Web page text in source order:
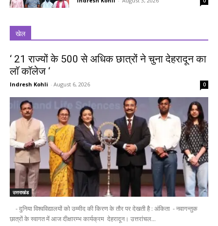
खेल
‘ 21 राज्यों के 500 से अधिक छात्रों ने चुना देहरादून का
लाॅ काॅलेज ‘
Indresh Kohli - August 6, 2026 0
उत्तराखंड
- दुनिया विश्वविद्यालयों को उम्मीद की किरण के तौर पर देखती है : अंकिता - नवागन्तुक
छात्रों के स्वागत में आज दीक्षारम्भ कार्यक्रम देहरादून। उत्तरांचल...